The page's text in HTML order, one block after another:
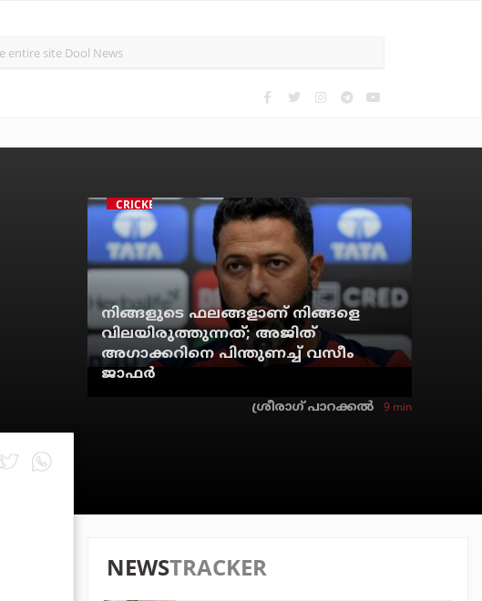
CRICKET
നിങ്ങളുടെ ഫലങ്ങളാണ് നിങ്ങളെ
വിലയിരുത്തുന്നത്; അജിത്
അഗാക്കറിനെ പിന്തുണച്ച് വസീം
ജാഫര്‍
ശ്രീരാഗ് പാറക്കല്‍ 9 min
NEWSTRACKER